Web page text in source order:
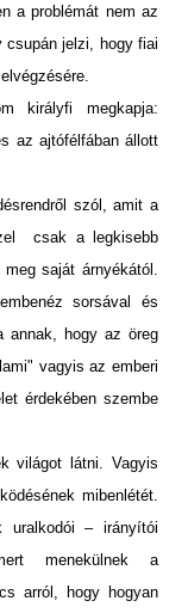
a problémát nem az
csupán jelzi, hogy fiai
királyfi megkapja:
az ajtófélfában állott
szól, amit a
csak a legkisebb
saját árnyékától.
sorsával és
annak, hogy az öreg
vagyis az emberi
érdekében szembe
világot látni. Vagyis
mibenlétét.
uralkodói – irányítói
menekülnek a
arról, hogy hogyan